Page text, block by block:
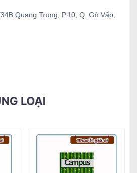
Quang Trung, P.10, Q. Gò Vấp,
LOẠI